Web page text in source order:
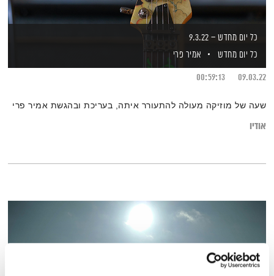
כל יום מחדש – 9.3.22
כל יום מחדש
אמיר פרי
09.03.22
00:59:13
שעה של מוזיקה מעולה להתעורר איתה, בעריכת ובהגשת אמיר פרי
אודיו